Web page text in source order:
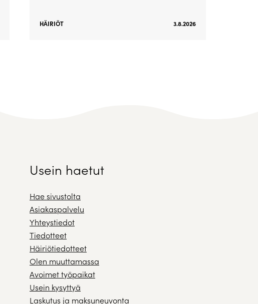
HÄIRIÖT 3.8.2026
Usein haetut
Hae sivustolta
Asiakaspalvelu
Yhteystiedot
Tiedotteet
Häiriötiedotteet
Olen muuttamassa
Avoimet työpaikat
Usein kysyttyä
Laskutus ja maksuneuvonta